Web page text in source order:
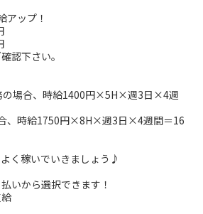
ップ！
認下さい。
の場合、時給1400円×5H×週3日×4週
、時給1750円×8H×週3日×4週間＝16
く稼いでいきましょう♪
いから選択できます！